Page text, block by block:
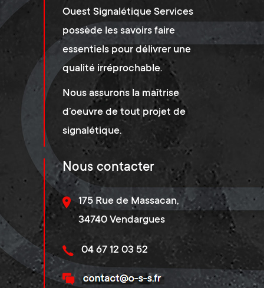
Ouest Signalétique Services
possède les savoirs faire
essentiels pour délivrer une
qualité irréprochable.
Nous assurons la maîtrise
d’oeuvre de tout projet de
signalétique.
Nous contacter
175 Rue de Massacan,
34740 Vendargues
04 67 12 03 52